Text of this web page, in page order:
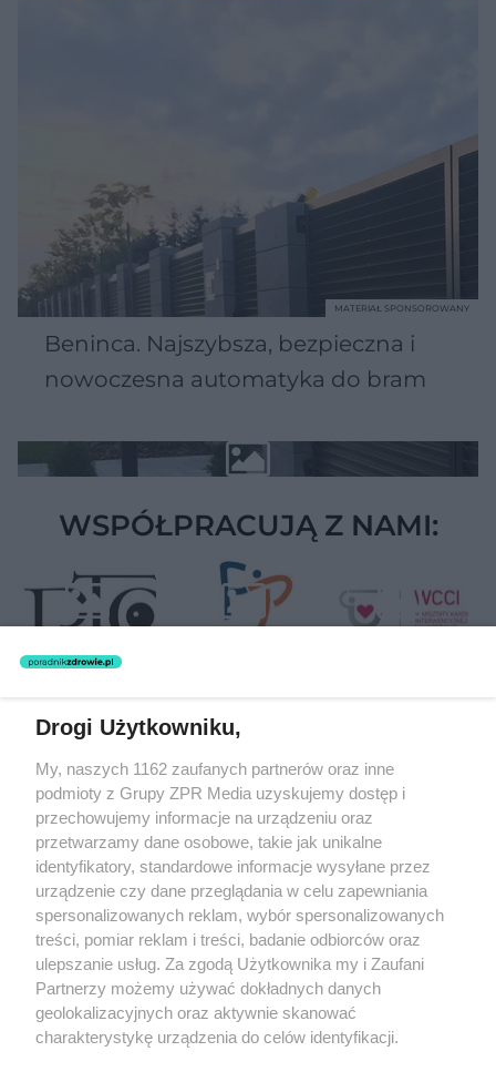
Beninca. Najszybsza, bezpieczna i
nowoczesna automatyka do bram
MATERIAŁ SPONSOROWANY
WSPÓŁPRACUJĄ Z NAMI:
Żaden utwór zamieszczony w serwisie nie może być powielany i
rozpowszechniany lub dalej rozpowszechniany w jakikolwiek sposób
(w tym także elektroniczny lub mechaniczny) na jakimkolwiek polu
eksploatacji w jakiejkolwiek formie, włącznie z umieszczaniem w
Internecie bez pisemnej zgody właściciela praw. Jakiekolwiek użycie
lub wykorzystanie utworów w całości lub w części z naruszeniem
prawa, tzn. bez właściwej zgody, jest zabronione pod groźbą kary i
może być ścigane prawnie.
O nas
Drogi Użytkowniku,
My, naszych 1162 zaufanych partnerów oraz inne
podmioty z Grupy ZPR Media uzyskujemy dostęp i
przechowujemy informacje na urządzeniu oraz
przetwarzamy dane osobowe, takie jak unikalne
identyfikatory, standardowe informacje wysyłane przez
urządzenie czy dane przeglądania w celu zapewniania
spersonalizowanych reklam, wybór spersonalizowanych
treści, pomiar reklam i treści, badanie odbiorców oraz
ulepszanie usług. Za zgodą Użytkownika my i Zaufani
Partnerzy możemy używać dokładnych danych
geolokalizacyjnych oraz aktywnie skanować
charakterystykę urządzenia do celów identyfikacji.